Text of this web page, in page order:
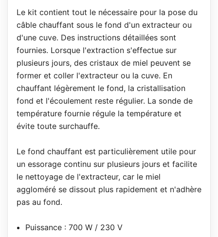
Le kit contient tout le nécessaire pour la pose du
câble chauffant sous le fond d'un extracteur ou
d'une cuve. Des instructions détaillées sont
fournies. Lorsque l'extraction s'effectue sur
plusieurs jours, des cristaux de miel peuvent se
former et coller l'extracteur ou la cuve. En
chauffant légèrement le fond, la cristallisation
fond et l'écoulement reste régulier. La sonde de
température fournie régule la température et
évite toute surchauffe.
Le fond chauffant est particulièrement utile pour
un essorage continu sur plusieurs jours et facilite
le nettoyage de l'extracteur, car le miel
aggloméré se dissout plus rapidement et n'adhère
pas au fond.
Puissance : 700 W / 230 V